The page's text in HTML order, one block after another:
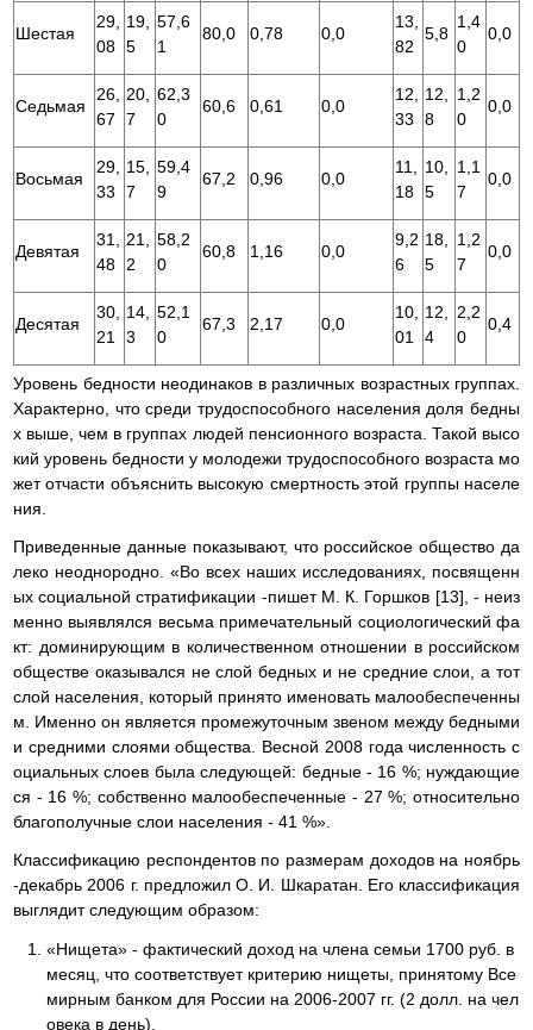
Шестая
29,
08
19,
5
57,6
1
80,0 0,78 0,0
13,
82
5,8
1,4
0
0,0
Седьмая
26,
67
20,
7
62,3
0
60,6 0,61 0,0
12,
33
12,
8
1,2
0
0,0
Восьмая
29,
33
15,
7
59,4
9
67,2 0,96 0,0
11,
18
10,
5
1,1
7
0,0
Девятая
31,
48
21,
2
58,2
0
60,8 1,16 0,0
9,2
6
18,
5
1,2
7
0,0
Десятая
30,
21
14,
3
52,1
0
67,3 2,17 0,0
10,
01
12,
4
2,2
0
0,4
Уровень бедности неодинаков в различных возрастных группах.
Характерно, что среди трудоспособного населения доля бедны
х выше, чем в группах людей пенсионного возраста. Такой высо
кий уровень бедности у молодежи трудоспособного возраста мо
жет отчасти объяснить высокую смертность этой группы населе
ния.
Приведенные данные показывают, что российское общество да
леко неоднородно. «Во всех наших исследованиях, посвященн
ых социальной стратификации -пишет М. К. Горшков [13], - неиз
менно выявлялся весьма примечательный социологический фа
кт: доминирующим в количественном отношении в российском
обществе оказывался не слой бедных и не средние слои, а тот
слой населения, который принято именовать малообеспеченны
м. Именно он является промежуточным звеном между бедными
и средними слоями общества. Весной 2008 года численность с
оциальных слоев была следующей: бедные - 16 %; нуждающие
ся - 16 %; собственно малообеспеченные - 27 %; относительно
благополучные слои населения - 41 %».
Классификацию респондентов по размерам доходов на ноябрь
-декабрь 2006 г. предложил О. И. Шкаратан. Его классификация
выглядит следующим образом:
«Нищета» - фактический доход на члена семьи 1700 руб. в
месяц, что соответствует критерию нищеты, принятому Все
мирным банком для России на 2006-2007 гг. (2 долл. на чел
овека в день).